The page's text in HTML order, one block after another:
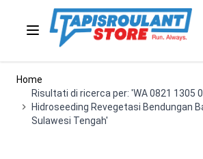
Salta al contenuto
Home
Risultati di ricerca per: 'WA 0821 1305
Hidroseeding Revegetasi Bendungan
Sulawesi Tengah'